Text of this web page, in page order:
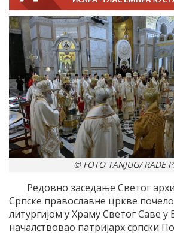
© FOTO TANJUG/ RADE
Редовно заседање Светог
Српске православне цркве почело
литургијом у Храму Светог Саве у
началствовао патријарх српски